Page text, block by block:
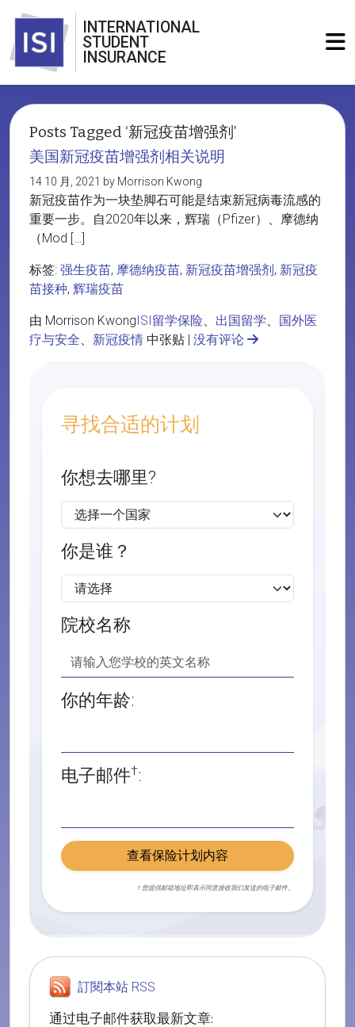
INTERNATIONAL
STUDENT
INSURANCE
Posts Tagged ‘新冠疫苗增强剂’
美国新冠疫苗增强剂相关说明
14 10 月, 2021 by Morrison Kwong
新冠疫苗作为一块垫脚石可能是结束新冠病毒流感的
重要一步。自2020年以来，辉瑞（Pfizer）、摩德纳
（Mod […]
标签: 强生疫苗, 摩德纳疫苗, 新冠疫苗增强剂, 新冠疫
苗接种, 辉瑞疫苗
由 Morrison KwongISI留学保险、 出国留学、 国外医
疗与安全、 新冠疫情 中张贴 | 没有评论
寻找合适的计划
你想去哪里?
你是谁？
院校名称
你的年龄:
电子邮件†:
查看保险计划内容
† 您提供邮箱地址即表示同意接收我们发送的电子邮件。
訂閱本站 RSS
通过电子邮件获取最新文章: